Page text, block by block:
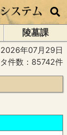
陵墓課
2026年07月29日
件数：85742件